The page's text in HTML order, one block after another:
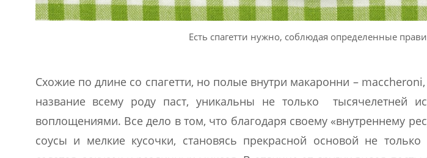
Есть спагетти нужно, соблюдая определенные
Схожие по длине со спагетти, но полые внутри макаронни –
название всему роду паст, уникальны не только тысячелетней
воплощениями. Все дело в том, что благодаря своему «внутреннему
соусы и мелкие кусочки, становясь прекрасной основой не